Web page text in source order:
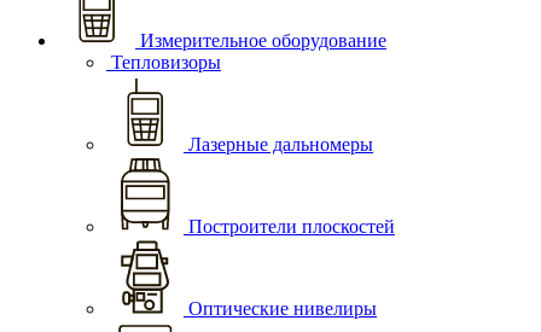
Измерительное оборудование
Тепловизоры
Лазерные дальномеры
Построители плоскостей
Оптические нивелиры